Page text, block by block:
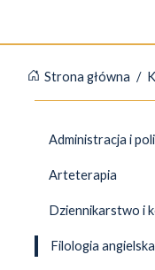
Strona główna /
Administracja i
Arteterapia
Dziennikarstwo i
Filologia angielska